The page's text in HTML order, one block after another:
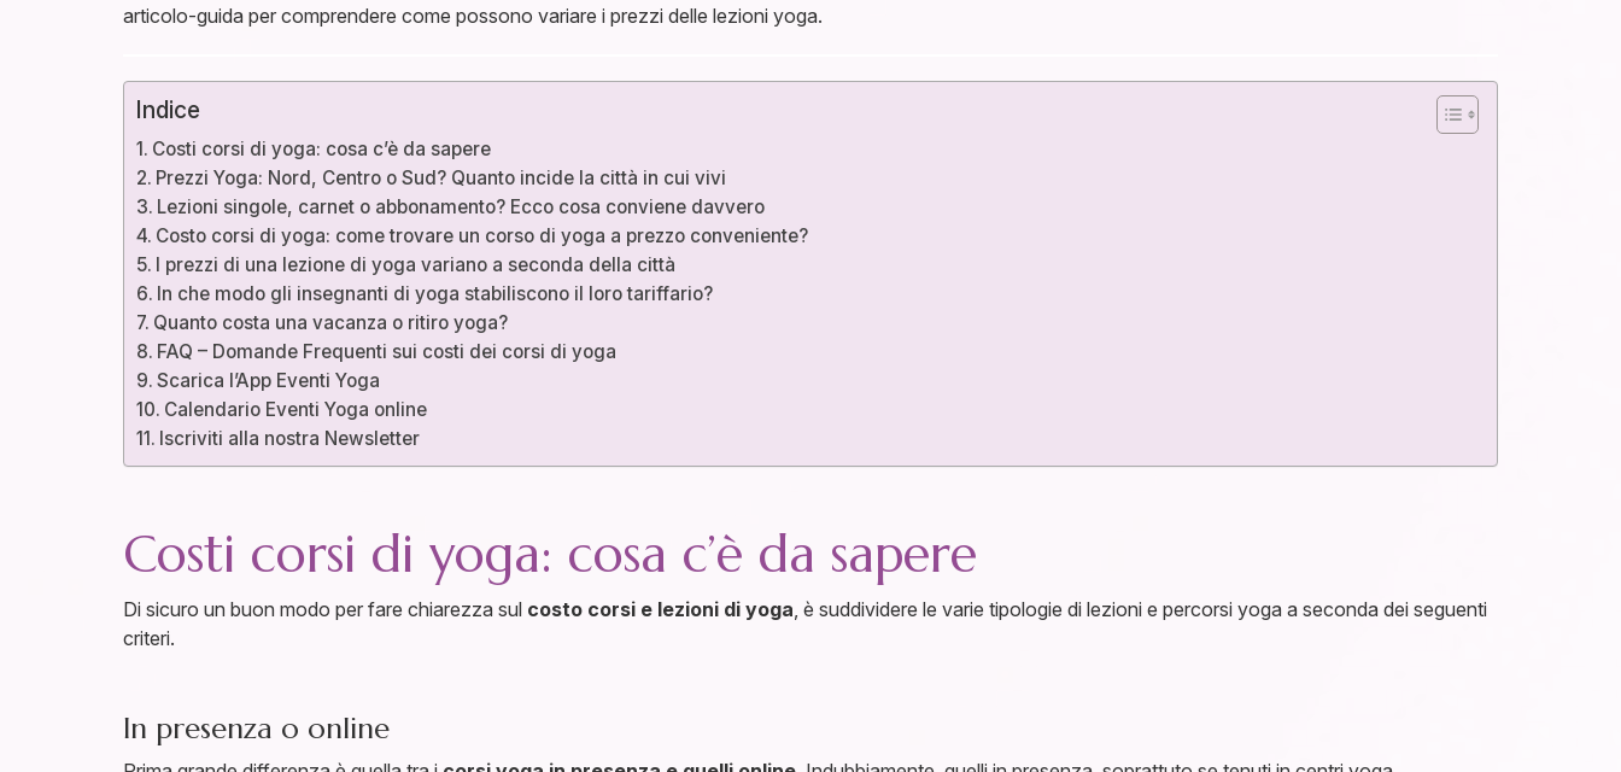
articolo-guida per comprendere come possono variare i prezzi delle lezioni yoga.
Indice
Costi corsi di yoga: cosa c’è da sapere
Prezzi Yoga: Nord, Centro o Sud? Quanto incide la città in cui vivi
Lezioni singole, carnet o abbonamento? Ecco cosa conviene davvero
Costo corsi di yoga: come trovare un corso di yoga a prezzo conveniente?
I prezzi di una lezione di yoga variano a seconda della città
In che modo gli insegnanti di yoga stabiliscono il loro tariffario?
Quanto costa una vacanza o ritiro yoga?
FAQ – Domande Frequenti sui costi dei corsi di yoga
Scarica l’App Eventi Yoga
Calendario Eventi Yoga online
Iscriviti alla nostra Newsletter
Costi corsi di yoga: cosa c’è da sapere
Di sicuro un buon modo per fare chiarezza sul costo corsi e lezioni di yoga, è suddividere le varie tipologie di lezioni e percorsi yoga a seconda dei seguenti
criteri.
In presenza o online